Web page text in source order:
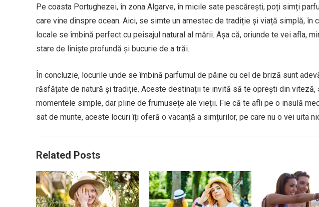
Pe coasta Portughezei, în zona Algarve, în micile sate pescărești, poți simți
care vine dinspre ocean. Aici, se simte un amestec de tradiție și viață simplă,
locale se îmbină perfect cu peisajul natural al mării. Așa că, oriunde te vei afla,
stare de liniște profundă și bucurie de a trăi.
În concluzie, locurile unde se îmbină parfumul de pâine cu cel de briză sunt
răsfățate de natură și tradiție. Aceste destinații te invită să te oprești din
momentele simple, dar pline de frumusețe ale vieții. Fie că te afli pe o insulă
sat de munte, aceste locuri îți oferă o vacanță a simțurilor, pe care nu o vei uita
Related Posts